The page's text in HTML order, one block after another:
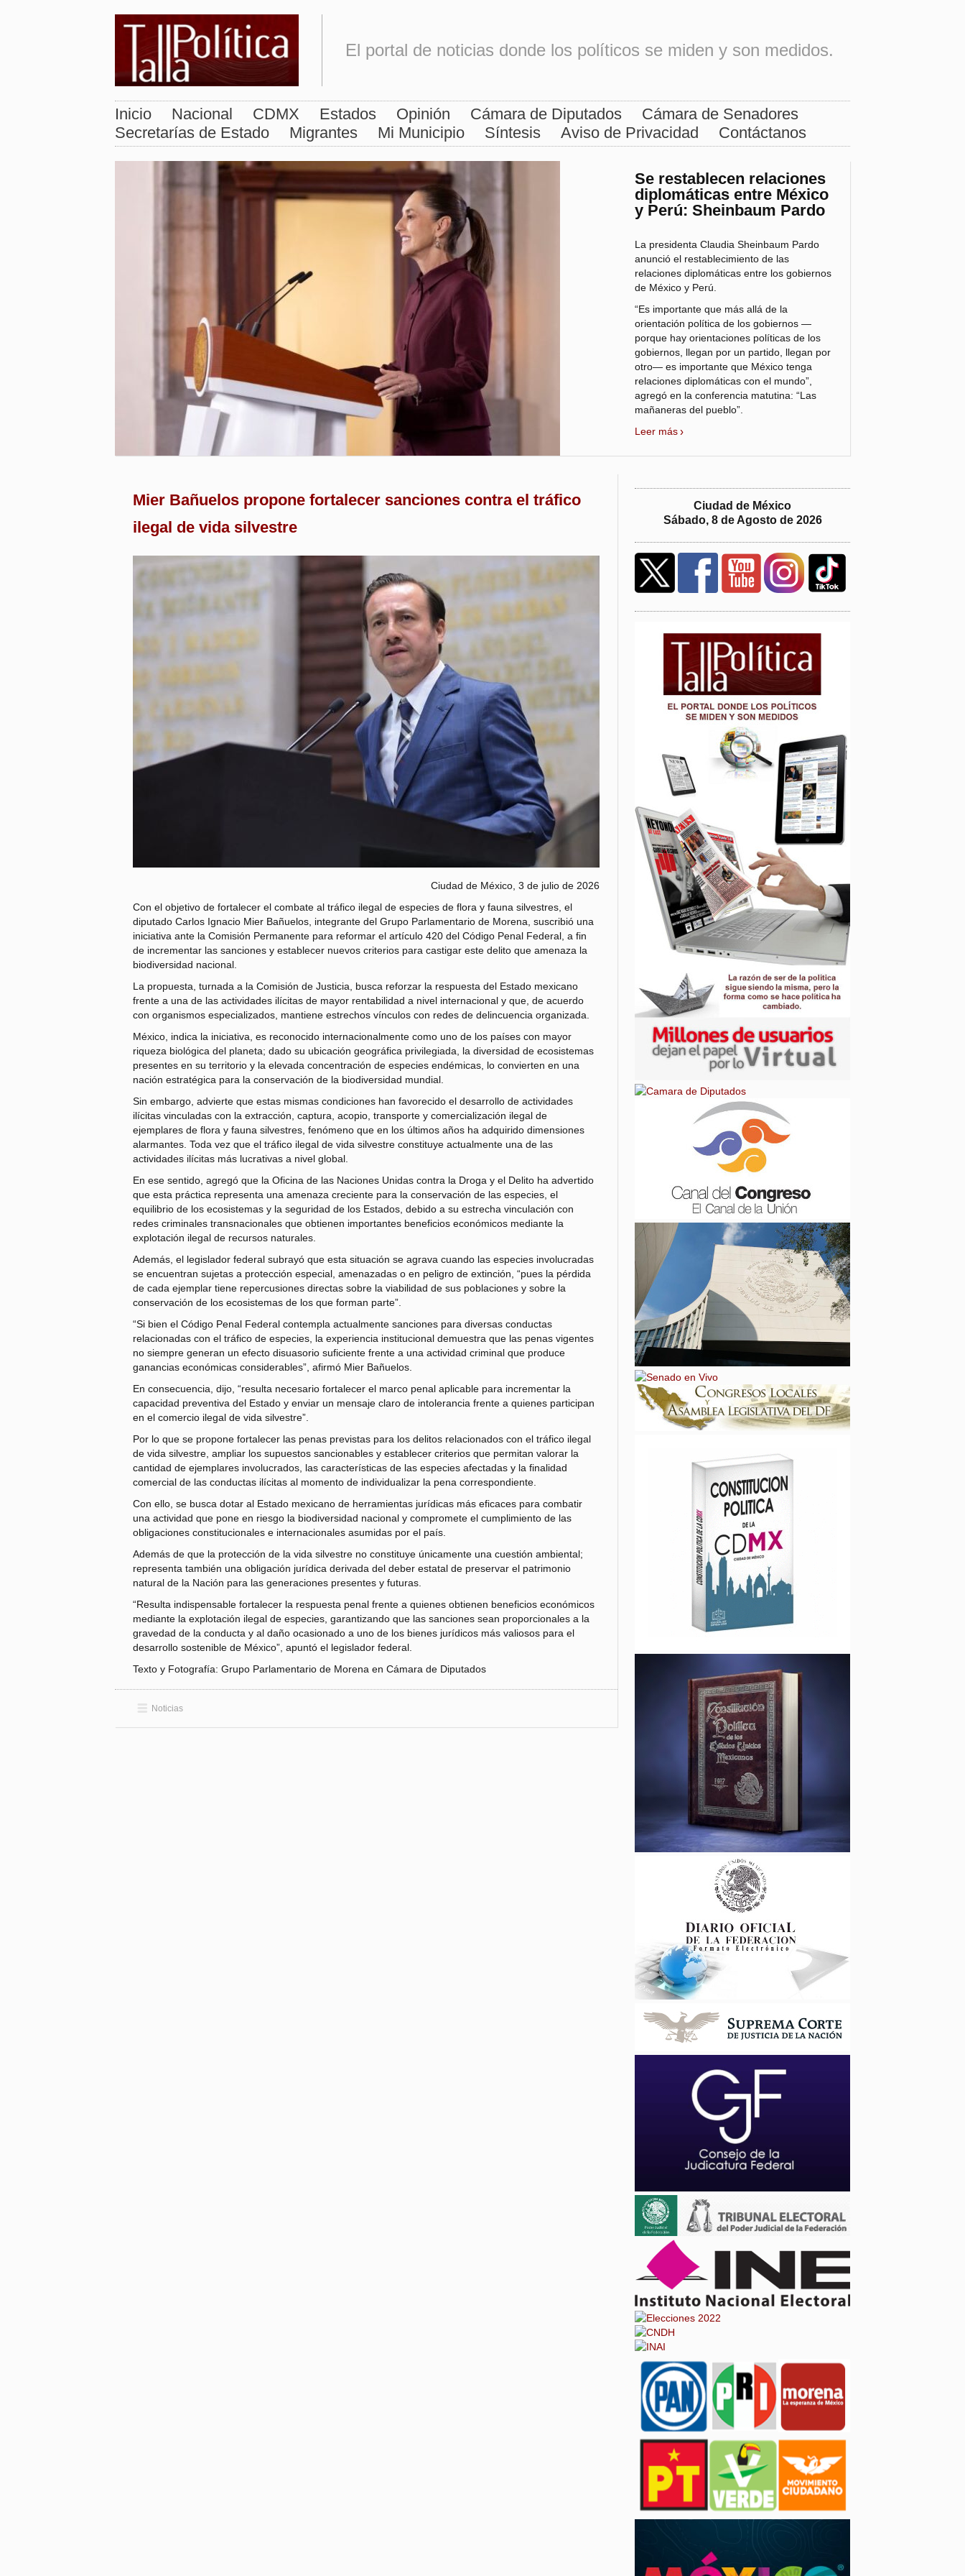
El portal de noticias donde los políticos se miden y son medidos.
Inicio Nacional CDMX Estados Opinión Cámara de Diputados
Cámara de Senadores
Secretarías de Estado
Migrantes Mi Municipio Síntesis Aviso de Privacidad Contáctanos
Se restablecen relaciones
diplomáticas entre México
y Perú: Sheinbaum Pardo
La presidenta Claudia Sheinbaum Pardo
anunció el restablecimiento de las
relaciones diplomáticas entre los gobiernos
de México y Perú.
“Es importante que más allá de la
orientación política de los gobiernos —
porque hay orientaciones políticas de los
gobiernos, llegan por un partido, llegan por
otro— es importante que México tenga
relaciones diplomáticas con el mundo”,
agregó en la conferencia matutina: “Las
mañaneras del pueblo”.
Leer más
Mier Bañuelos propone fortalecer sanciones contra el tráfico
ilegal de vida silvestre
Ciudad de México, 3 de julio de 2026
Con el objetivo de fortalecer el combate al tráfico ilegal de especies de flora y fauna silvestres, el
diputado Carlos Ignacio Mier Bañuelos, integrante del Grupo Parlamentario de Morena, suscribió una
iniciativa ante la Comisión Permanente para reformar el artículo 420 del Código Penal Federal, a fin
de incrementar las sanciones y establecer nuevos criterios para castigar este delito que amenaza la
biodiversidad nacional.
La propuesta, turnada a la Comisión de Justicia, busca reforzar la respuesta del Estado mexicano
frente a una de las actividades ilícitas de mayor rentabilidad a nivel internacional y que, de acuerdo
con organismos especializados, mantiene estrechos vínculos con redes de delincuencia organizada.
México, indica la iniciativa, es reconocido internacionalmente como uno de los países con mayor
riqueza biológica del planeta; dado su ubicación geográfica privilegiada, la diversidad de ecosistemas
presentes en su territorio y la elevada concentración de especies endémicas, lo convierten en una
nación estratégica para la conservación de la biodiversidad mundial.
Sin embargo, advierte que estas mismas condiciones han favorecido el desarrollo de actividades
ilícitas vinculadas con la extracción, captura, acopio, transporte y comercialización ilegal de
ejemplares de flora y fauna silvestres, fenómeno que en los últimos años ha adquirido dimensiones
alarmantes. Toda vez que el tráfico ilegal de vida silvestre constituye actualmente una de las
actividades ilícitas más lucrativas a nivel global.
En ese sentido, agregó que la Oficina de las Naciones Unidas contra la Droga y el Delito ha advertido
que esta práctica representa una amenaza creciente para la conservación de las especies, el
equilibrio de los ecosistemas y la seguridad de los Estados, debido a su estrecha vinculación con
redes criminales transnacionales que obtienen importantes beneficios económicos mediante la
explotación ilegal de recursos naturales.
Además, el legislador federal subrayó que esta situación se agrava cuando las especies involucradas
se encuentran sujetas a protección especial, amenazadas o en peligro de extinción, “pues la pérdida
de cada ejemplar tiene repercusiones directas sobre la viabilidad de sus poblaciones y sobre la
conservación de los ecosistemas de los que forman parte”.
“Si bien el Código Penal Federal contempla actualmente sanciones para diversas conductas
relacionadas con el tráfico de especies, la experiencia institucional demuestra que las penas vigentes
no siempre generan un efecto disuasorio suficiente frente a una actividad criminal que produce
ganancias económicas considerables”, afirmó Mier Bañuelos.
En consecuencia, dijo, “resulta necesario fortalecer el marco penal aplicable para incrementar la
capacidad preventiva del Estado y enviar un mensaje claro de intolerancia frente a quienes participan
en el comercio ilegal de vida silvestre”.
Por lo que se propone fortalecer las penas previstas para los delitos relacionados con el tráfico ilegal
de vida silvestre, ampliar los supuestos sancionables y establecer criterios que permitan valorar la
cantidad de ejemplares involucrados, las características de las especies afectadas y la finalidad
comercial de las conductas ilícitas al momento de individualizar la pena correspondiente.
Con ello, se busca dotar al Estado mexicano de herramientas jurídicas más eficaces para combatir
una actividad que pone en riesgo la biodiversidad nacional y compromete el cumplimiento de las
obligaciones constitucionales e internacionales asumidas por el país.
Además de que la protección de la vida silvestre no constituye únicamente una cuestión ambiental;
representa también una obligación jurídica derivada del deber estatal de preservar el patrimonio
natural de la Nación para las generaciones presentes y futuras.
“Resulta indispensable fortalecer la respuesta penal frente a quienes obtienen beneficios económicos
mediante la explotación ilegal de especies, garantizando que las sanciones sean proporcionales a la
gravedad de la conducta y al daño ocasionado a uno de los bienes jurídicos más valiosos para el
desarrollo sostenible de México”, apuntó el legislador federal.
Texto y Fotografía: Grupo Parlamentario de Morena en Cámara de Diputados
Noticias
Ciudad de México
Sábado, 8 de Agosto de 2026